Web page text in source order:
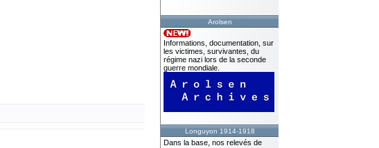
Arolsen
Informations, documentation, sur
les victimes, survivantes, du
régime nazi lors de la seconde
guerre mondiale.
Longuyon 1914-1918
Dans la base, nos relevés de